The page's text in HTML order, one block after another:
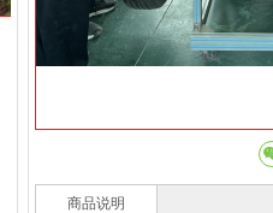
商品说明